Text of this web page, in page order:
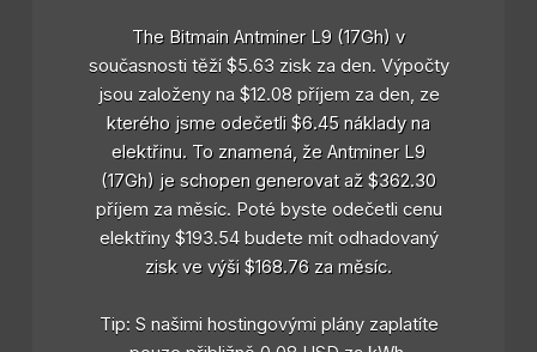
The Bitmain Antminer L9 (17Gh) v
současnosti těží $5.63 zisk za den. Výpočty
jsou založeny na $12.08 příjem za den, ze
kterého jsme odečetli $6.45 náklady na
elektřinu. To znamená, že Antminer L9
(17Gh) je schopen generovat až $362.30
příjem za měsíc. Poté byste odečetli cenu
elektřiny $193.54 budete mít odhadovaný
zisk ve výši $168.76 za měsíc.
Tip: S našimi hostingovými plány zaplatíte